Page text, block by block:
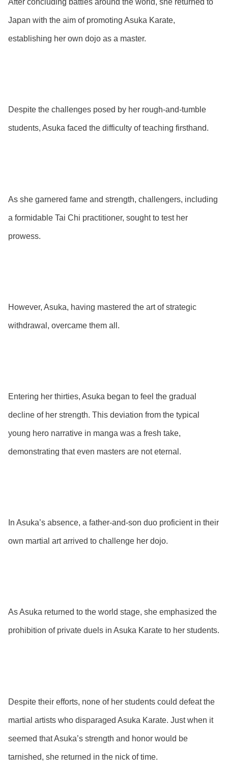
After concluding battles around the world, she returned to
Japan with the aim of promoting Asuka Karate,
establishing her own dojo as a master.
Despite the challenges posed by her rough-and-tumble
students, Asuka faced the difficulty of teaching firsthand.
As she garnered fame and strength, challengers, including
a formidable Tai Chi practitioner, sought to test her
prowess.
However, Asuka, having mastered the art of strategic
withdrawal, overcame them all.
Entering her thirties, Asuka began to feel the gradual
decline of her strength. This deviation from the typical
young hero narrative in manga was a fresh take,
demonstrating that even masters are not eternal.
In Asuka’s absence, a father-and-son duo proficient in their
own martial art arrived to challenge her dojo.
As Asuka returned to the world stage, she emphasized the
prohibition of private duels in Asuka Karate to her students.
Despite their efforts, none of her students could defeat the
martial artists who disparaged Asuka Karate. Just when it
seemed that Asuka’s strength and honor would be
tarnished, she returned in the nick of time.